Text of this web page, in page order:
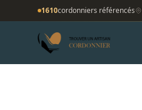
1610cordonniers référencés